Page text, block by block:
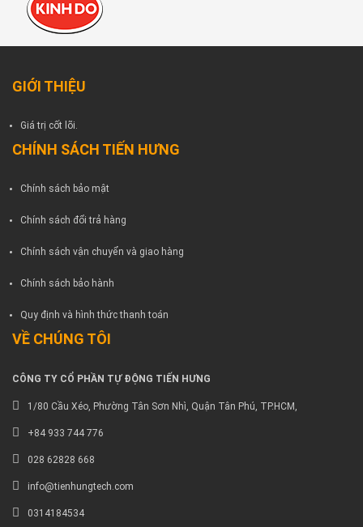
GIỚI THIỆU
Giá trị cốt lõi.
CHÍNH SÁCH TIẾN HƯNG
Chính sách bảo mật
Chính sách đổi trả hàng
Chính sách vận chuyển và giao hàng
Chính sách bảo hành
Quy định và hình thức thanh toán
VỀ CHÚNG TÔI
CÔNG TY CỔ PHẦN TỰ ĐỘNG TIẾN HƯNG
1/80 Cầu Xéo, Phường Tân Sơn Nhì, Quận Tân Phú, TP.HCM,
+84 933 744 776
028 62828 668
info@tienhungtech.com
0314184534